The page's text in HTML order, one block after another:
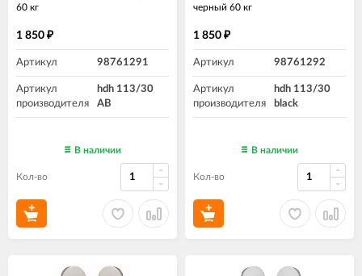
60 кг
1 850 ₽
Артикул 98761291
Артикул
производителя
hdh 113/30
AB
В наличии
Кол-во
черный 60 кг
1 850 ₽
Артикул 98761292
Артикул
производителя
hdh 113/30
black
В наличии
Кол-во